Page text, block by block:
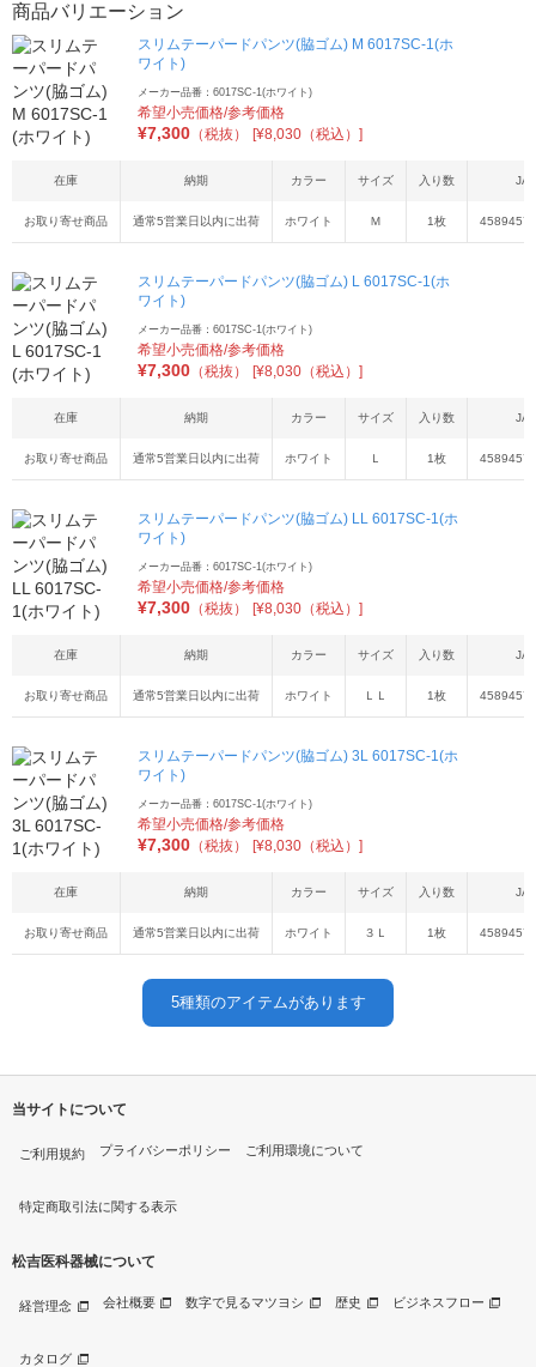
商品バリエーション
スリムテーパードパンツ(脇ゴム) M 6017SC-1(ホ
ワイト)
メーカー品番：6017SC-1(ホワイト)
希望小売価格/参考価格
¥7,300 （税抜） [¥8,030（税込）]
在庫 納期 カラー サイズ 入り数
お取り寄せ商品 通常5営業日以内に出荷 ホワイト Ｍ 1枚
スリムテーパードパンツ(脇ゴム) L 6017SC-1(ホ
ワイト)
メーカー品番：6017SC-1(ホワイト)
希望小売価格/参考価格
¥7,300 （税抜） [¥8,030（税込）]
在庫 納期 カラー サイズ 入り数
お取り寄せ商品 通常5営業日以内に出荷 ホワイト Ｌ 1枚
スリムテーパードパンツ(脇ゴム) LL 6017SC-1(ホ
ワイト)
メーカー品番：6017SC-1(ホワイト)
希望小売価格/参考価格
¥7,300 （税抜） [¥8,030（税込）]
在庫 納期 カラー サイズ 入り数
お取り寄せ商品 通常5営業日以内に出荷 ホワイト ＬＬ 1枚
スリムテーパードパンツ(脇ゴム) 3L 6017SC-1(ホ
ワイト)
メーカー品番：6017SC-1(ホワイト)
希望小売価格/参考価格
¥7,300 （税抜） [¥8,030（税込）]
在庫 納期 カラー サイズ 入り数
お取り寄せ商品 通常5営業日以内に出荷 ホワイト ３Ｌ 1枚
5種類のアイテムがあります
当サイトについて
ご利用規約 プライバシーポリシー ご利用環境について
特定商取引法に関する表示
松吉医科器械について
経営理念 会社概要 数字で見るマツヨシ 歴史 ビジネスフロー
カタログ